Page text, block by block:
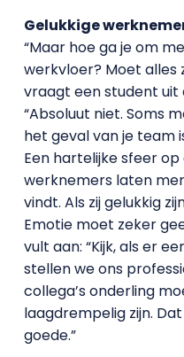
Gelukkige
“Maar hoe ga je om
werkvloer? Moet alles
vraagt een student uit
“Absoluut niet. Soms
het geval van je team
Een hartelijke sfeer op
werknemers laten
vindt. Als zij gelukkig
Emotie moet zeker
vult aan: “Kijk, als er
stellen we ons
collega’s onderling
laagdrempelig zijn.
goede.”